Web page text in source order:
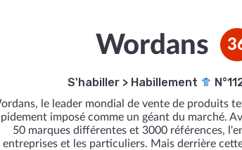
Wordans
S'habiller> Habillement
le leader mondial de vente de produits
imposé comme un géant du marché.
50 marques différentes et 3000 références,
entreprises et les particuliers. Mais derrière